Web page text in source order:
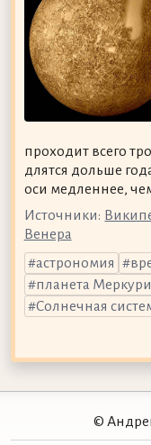
проходит всего
длятся дольше
оси медленнее,
Источники:
Венера
астрономия
планета
Солнечная
©